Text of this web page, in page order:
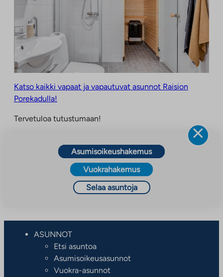
Katso kaikki vapaat ja vapautuvat asunnot Raision
Porekadulla!
Tervetuloa tutustumaan!
Asumisoikeushakemus
Vuokrahakemus
Selaa asuntoja
ASUNNOT
Etsi asuntoa
Asumisoikeusasunnot
Vuokra-asunnot